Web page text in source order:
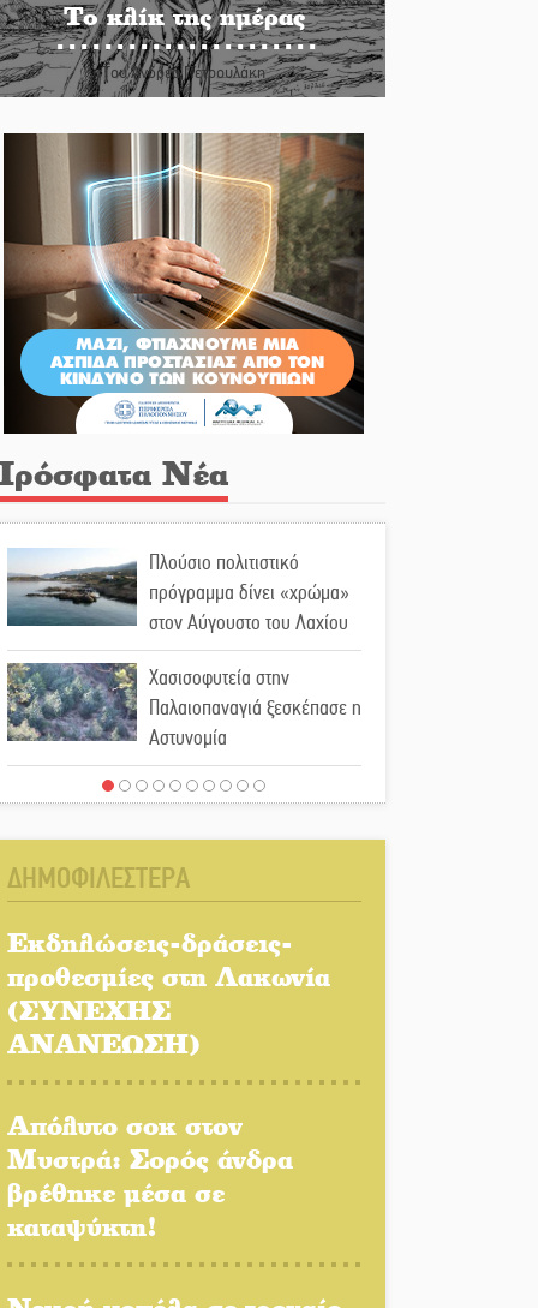
Το κλίκ της ημέρας
Του Ανδρέα Πετρουλάκη
Νέα
Πλούσιο πολιτιστικό
πρόγραμμα δίνει «χρώμα»
στον Αύγουστο του Λαχίου
Χασισοφυτεία στην
Παλαιοπαναγιά ξεσκέπασε η
Αστυνομία
Μπαρόκ μελωδίες κάτω
Μονεμβασιάς
Διακοπή ρεύματος στο Έλος
Στο Γύθειο η Άντζελα
Νταλίκα έπεσε σε γκρεμό
στον Κλαδά: Νεκρός ο
48χρονος οδηγός
«Ανοιχτή Πόλη» απόψε η
ΔΗΜΟΦΙΛΕΣΤΕΡΑ
Εκδηλώσεις-δράσεις-
προθεσμίες στη Λακωνία
(ΣΥΝΕΧΗΣ
ΑΝΑΝΕΩΣΗ)
Απόλυτο σοκ στον
Μυστρά: Σορός άνδρα
βρέθηκε μέσα σε
καταψύκτη!